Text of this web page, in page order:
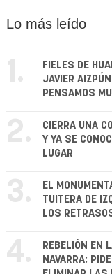
Lo más leído
1.
FIELES DE
JAVIER
PENSAMOS
2.
CIERRA UNA
Y YA SE
LUGAR
3.
EL
TUITERA DE
LOS
4.
REBELIÓN EN
NAVARRA: